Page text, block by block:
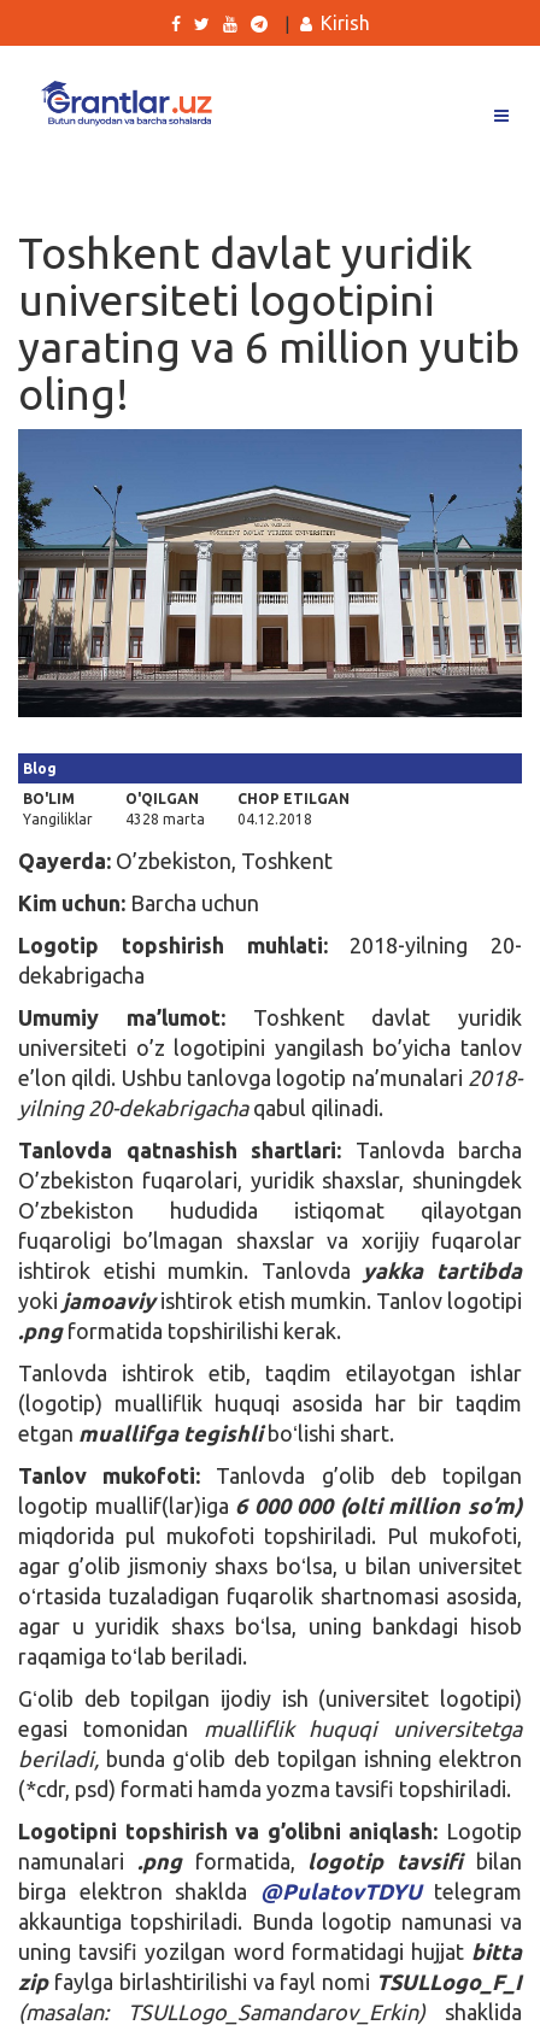
Ishlar
Kurslar
Blog
Yana
Qidirish
Kirish
Kirish
Toshkent davlat yuridik
universiteti logotipini
yarating va 6 million yutib
oling!
Blog
BO'LIM
Yangiliklar
O'QILGAN
4328 marta
CHOP ETILGAN
04.12.2018
Qayerda: O’zbekiston, Toshkent
Kim uchun: Barcha uchun
Logotip topshirish muhlati:2018-yilning 20-
dekabrigacha
Umumiy ma’lumot:Toshkent davlat yuridik
universiteti o’z logotipini yangilash bo’yicha tanlov
e’lon qildi. Ushbu tanlovga logotip na’munalari 2018-
yilning 20-dekabrigachaqabul qilinadi.
Tanlovda qatnashish shartlari: Tanlovda barcha
O’zbekiston fuqarolari, yuridik shaxslar, shuningdek
O’zbekiston hududida istiqomat qilayotgan
fuqaroligi bo’lmagan shaxslar va xorijiy fuqarolar
ishtirok etishi mumkin. Tanlovda yakka tartibda
yoki jamoaviy ishtirok etish mumkin. Tanlov logotipi
.pngformatida topshirilishi kerak.
Tanlovda ishtirok etib, taqdim etilayotgan ishlar
(logotip) mualliflik huquqi asosida har bir taqdim
etgan muallifga tegishli boʻlishi shart.
Tanlov mukofoti: Tanlovda g’olib deb topilgan
logotip muallif(lar)iga 6 000 000 (olti million so’m)
miqdorida pul mukofoti topshiriladi. Pul mukofoti,
agar g’olib jismoniy shaxs boʻlsa, u bilan universitet
oʻrtasida tuzaladigan fuqarolik shartnomasi asosida,
agar u yuridik shaxs boʻlsa, uning bankdagi hisob
raqamiga toʻlab beriladi.
Gʻolib deb topilgan ijodiy ish (universitet logotipi)
egasi tomonidan
mualliflik huquqi universitetga
beriladi, bunda gʻolib deb topilgan ishning elektron
(*cdr, psd) formati hamda yozma tavsifi topshiriladi.
Logotipni topshirish va g’olibni aniqlash: Logotip
namunalari .pngformatida, logotip tavsifibilan
birga elektron shaklda @PulatovTDYU telegram
akkauntiga topshiriladi. Bunda logotip namunasi va
uning tavsifi yozilgan word formatidagi hujjatbitta
zipfaylga birlashtirilishi va fayl nomi TSULLogo_F_I
(masalan: TSULLogo_Samandarov_Erkin)shaklida